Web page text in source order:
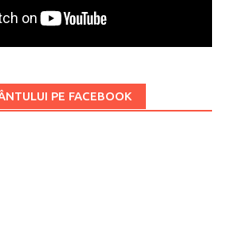
PE FACEBOOK